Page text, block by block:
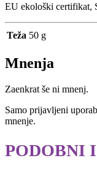
EU ekološki certifikat,
Teža 50 g
Mnenja
Zaenkrat še ni mnenj.
Samo prijavljeni
mnenje.
PODOBNI